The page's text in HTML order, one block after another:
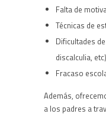
Falta de
Técnicas de
Dificultades
discalculia,
Fracaso
Además,
a los padres a